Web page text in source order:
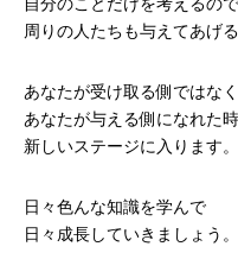
周りの人たちも与えてあげる
あなたが受け取る側ではなく
あなたが与える側になれた時
新しいステージに入ります。
日々色んな知識を学んで
日々成長していきましょう。